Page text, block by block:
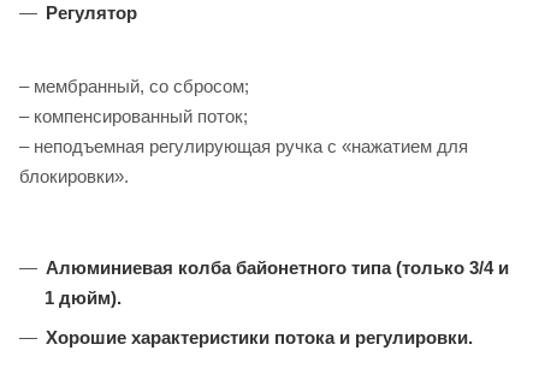
Регулятор
– мембранный, со сбросом;
– компенсированный поток;
– неподъемная регулирующая ручка с «нажатием для
блокировки».
Алюминиевая колба байонетного типа (только 3/4 и
1 дюйм).
Хорошие характеристики потока и регулировки.